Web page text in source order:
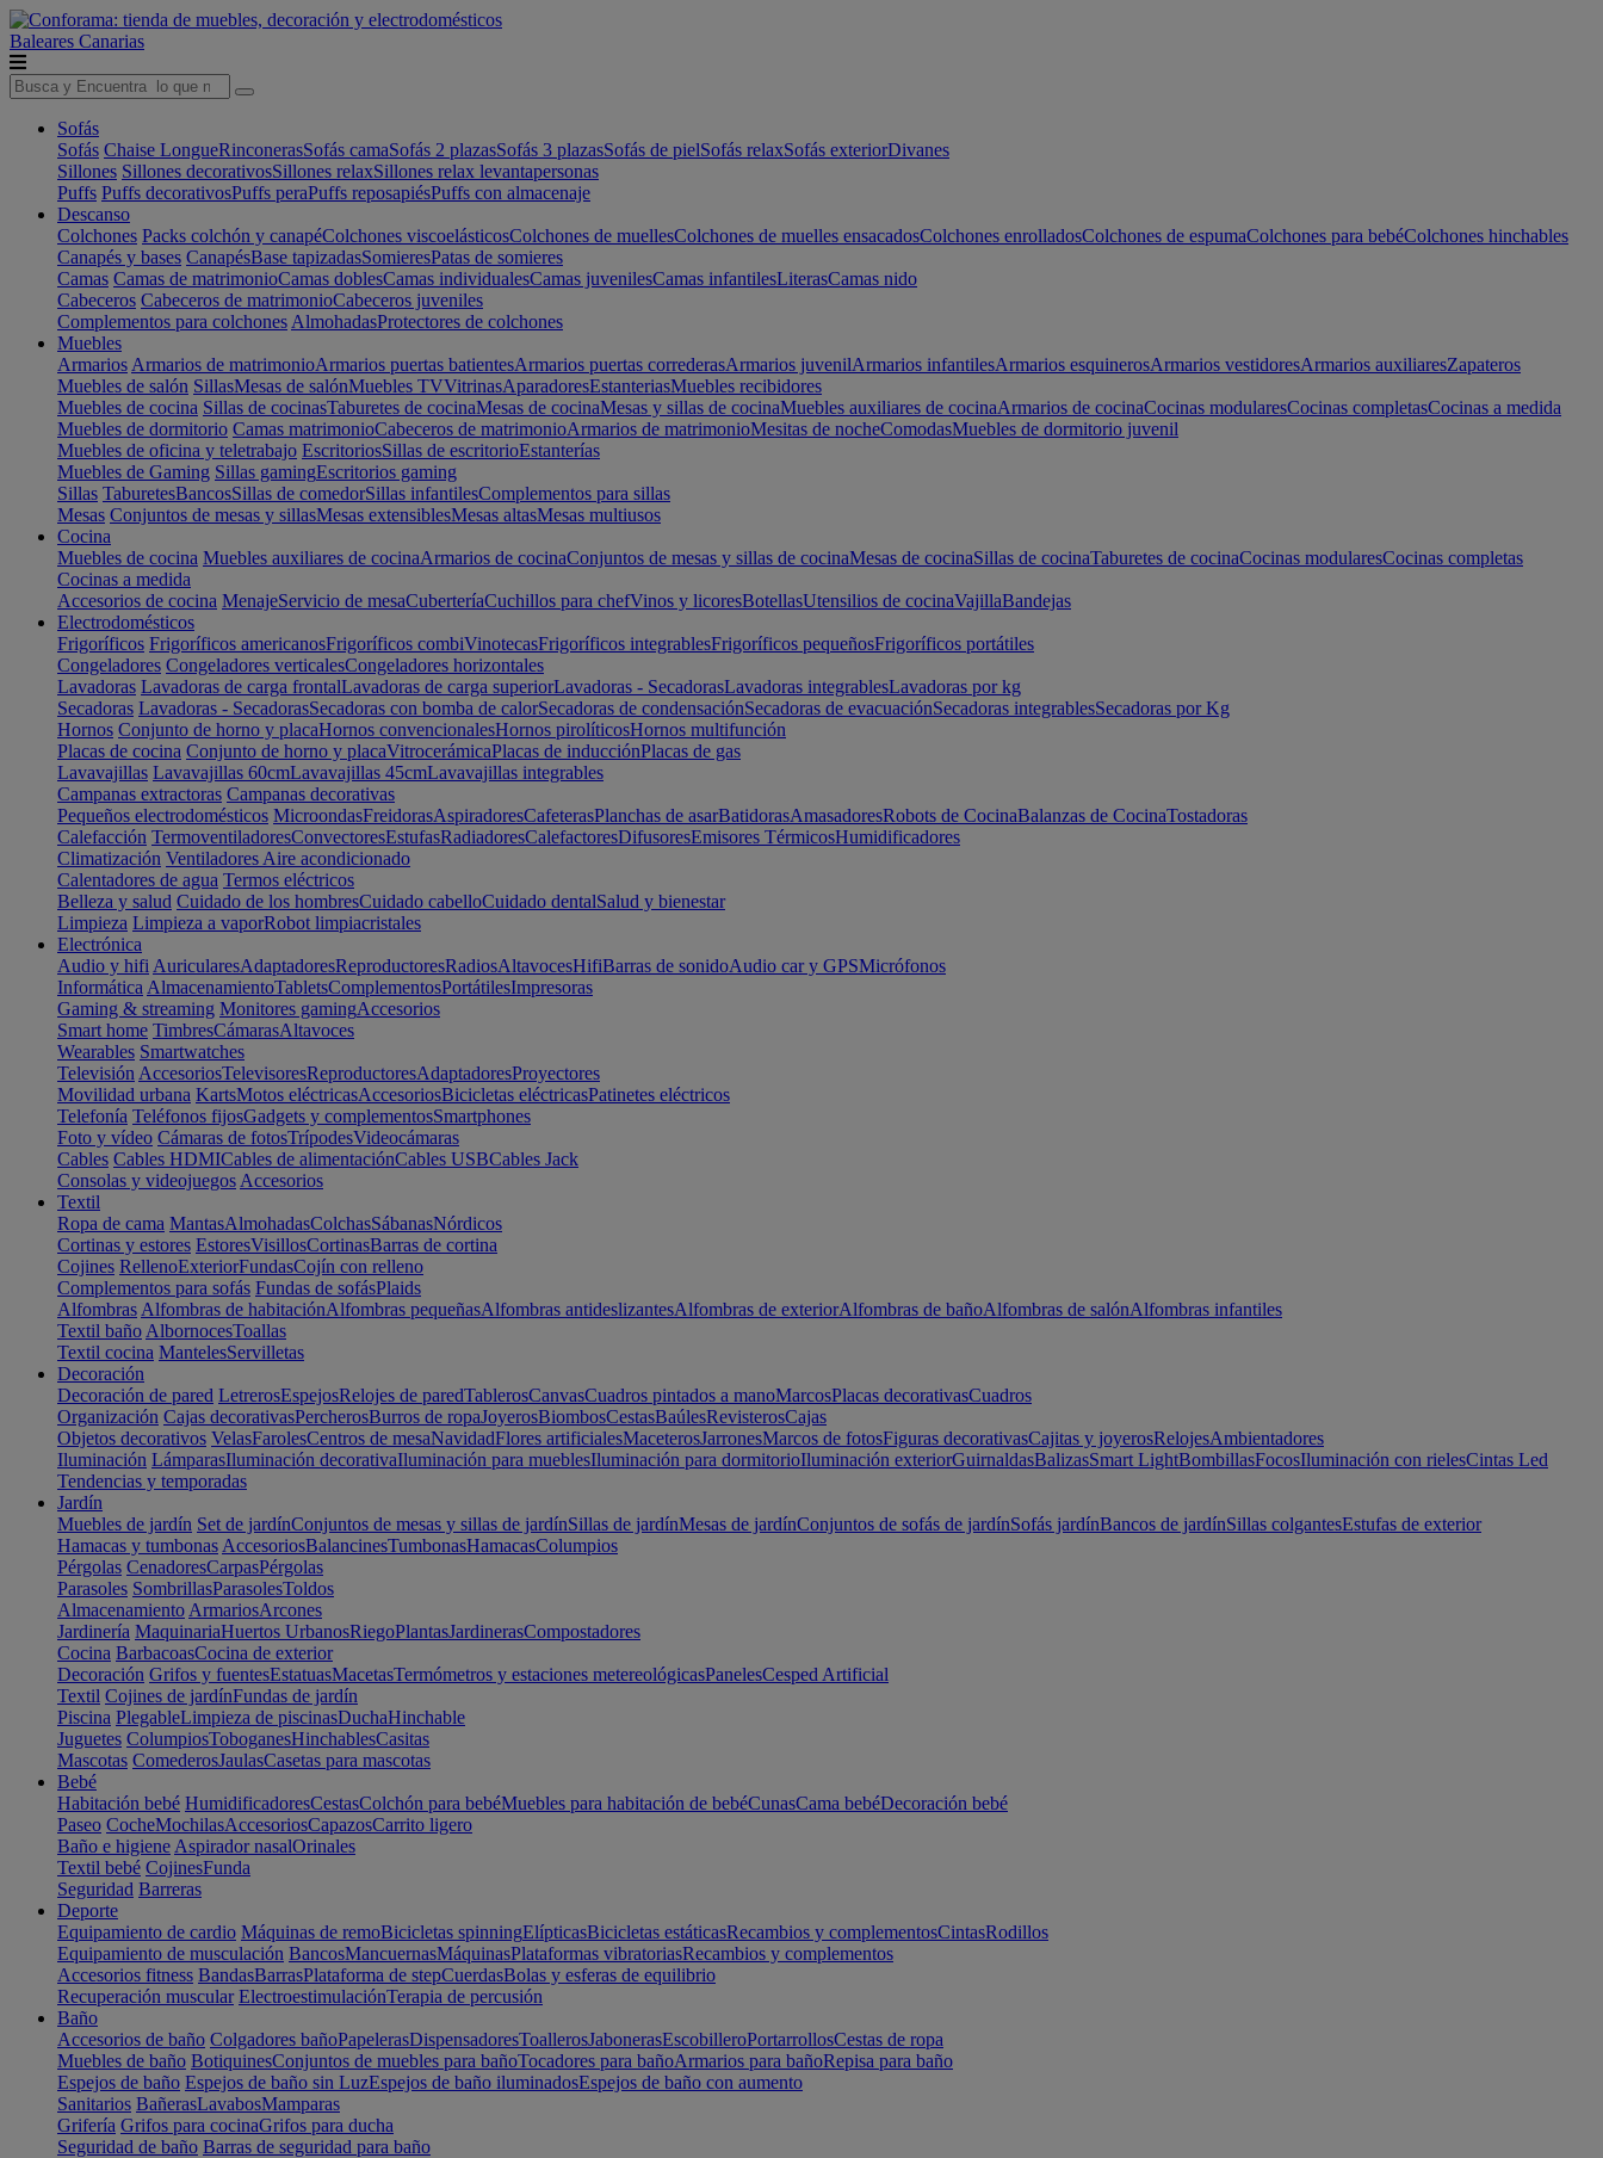
Baleares Canarias
Sofás
Sofás Chaise LongueRinconerasSofás camaSofás 2 plazasSofás 3 plazasSofás de pielSofás relaxSofás exteriorDivanes
Sillones Sillones decorativosSillones relaxSillones relax levantapersonas
Puffs Puffs decorativosPuffs peraPuffs reposapiésPuffs con almacenaje
Descanso
Colchones Packs colchón y canapéColchones viscoelásticosColchones de muellesColchones de muelles ensacadosColchones enrolladosColchones de espumaColchones para bebéColchones hinchables
Canapés y bases CanapésBase tapizadasSomieresPatas de somieres
Camas Camas de matrimonioCamas doblesCamas individualesCamas juvenilesCamas infantilesLiterasCamas nido
Cabeceros Cabeceros de matrimonioCabeceros juveniles
Complementos para colchones AlmohadasProtectores de colchones
Muebles
Armarios Armarios de matrimonioArmarios puertas batientesArmarios puertas correderasArmarios juvenilArmarios infantilesArmarios esquinerosArmarios vestidoresArmarios auxiliaresZapateros
Muebles de salón SillasMesas de salónMuebles TVVitrinasAparadoresEstanteriasMuebles recibidores
Muebles de cocina Sillas de cocinasTaburetes de cocinaMesas de cocinaMesas y sillas de cocinaMuebles auxiliares de cocinaArmarios de cocinaCocinas modularesCocinas completasCocinas a medida
Muebles de dormitorio Camas matrimonioCabeceros de matrimonioArmarios de matrimonioMesitas de nocheComodasMuebles de dormitorio juvenil
Muebles de oficina y teletrabajo EscritoriosSillas de escritorioEstanterías
Muebles de Gaming Sillas gamingEscritorios gaming
Sillas TaburetesBancosSillas de comedorSillas infantilesComplementos para sillas
Mesas Conjuntos de mesas y sillasMesas extensiblesMesas altasMesas multiusos
Cocina
Muebles de cocina Muebles auxiliares de cocinaArmarios de cocinaConjuntos de mesas y sillas de cocinaMesas de cocinaSillas de cocinaTaburetes de cocinaCocinas modularesCocinas completas
Cocinas a medida
Accesorios de cocina MenajeServicio de mesaCuberteríaCuchillos para chefVinos y licoresBotellasUtensilios de cocinaVajillaBandejas
Electrodomésticos
Frigoríficos Frigoríficos americanosFrigoríficos combiVinotecasFrigoríficos integrablesFrigoríficos pequeñosFrigoríficos portátiles
Congeladores Congeladores verticalesCongeladores horizontales
Lavadoras Lavadoras de carga frontalLavadoras de carga superiorLavadoras - SecadorasLavadoras integrablesLavadoras por kg
Secadoras Lavadoras - SecadorasSecadoras con bomba de calorSecadoras de condensaciónSecadoras de evacuaciónSecadoras integrablesSecadoras por Kg
Hornos Conjunto de horno y placaHornos convencionalesHornos pirolíticosHornos multifunción
Placas de cocina Conjunto de horno y placaVitrocerámicaPlacas de inducciónPlacas de gas
Lavavajillas Lavavajillas 60cmLavavajillas 45cmLavavajillas integrables
Campanas extractoras Campanas decorativas
Pequeños electrodomésticos MicroondasFreidorasAspiradoresCafeterasPlanchas de asarBatidorasAmasadoresRobots de CocinaBalanzas de CocinaTostadoras
Calefacción TermoventiladoresConvectoresEstufasRadiadoresCalefactoresDifusoresEmisores TérmicosHumidificadores
Climatización Ventiladores Aire acondicionado
Calentadores de agua Termos eléctricos
Belleza y salud Cuidado de los hombresCuidado cabelloCuidado dentalSalud y bienestar
Limpieza Limpieza a vaporRobot limpiacristales
Electrónica
Audio y hifi AuricularesAdaptadoresReproductoresRadiosAltavocesHifiBarras de sonidoAudio car y GPSMicrófonos
Informática AlmacenamientoTabletsComplementosPortátilesImpresoras
Gaming & streaming Monitores gamingAccesorios
Smart home TimbresCámarasAltavoces
Wearables Smartwatches
Televisión AccesoriosTelevisoresReproductoresAdaptadoresProyectores
Movilidad urbana KartsMotos eléctricasAccesoriosBicicletas eléctricasPatinetes eléctricos
Telefonía Teléfonos fijosGadgets y complementosSmartphones
Foto y vídeo Cámaras de fotosTrípodesVideocámaras
Cables Cables HDMICables de alimentaciónCables USBCables Jack
Consolas y videojuegos Accesorios
Textil
Ropa de cama MantasAlmohadasColchasSábanasNórdicos
Cortinas y estores EstoresVisillosCortinasBarras de cortina
Cojines RellenoExteriorFundasCojín con relleno
Complementos para sofás Fundas de sofásPlaids
Alfombras Alfombras de habitaciónAlfombras pequeñasAlfombras antideslizantesAlfombras de exteriorAlfombras de bañoAlfombras de salónAlfombras infantiles
Textil baño AlbornocesToallas
Textil cocina MantelesServilletas
Decoración
Decoración de pared LetrerosEspejosRelojes de paredTablerosCanvasCuadros pintados a manoMarcosPlacas decorativasCuadros
Organización Cajas decorativasPercherosBurros de ropaJoyerosBiombosCestasBaúlesRevisterosCajas
Objetos decorativos VelasFarolesCentros de mesaNavidadFlores artificialesMaceterosJarronesMarcos de fotosFiguras decorativasCajitas y joyerosRelojesAmbientadores
Iluminación LámparasIluminación decorativaIluminación para mueblesIluminación para dormitorioIluminación exteriorGuirnaldasBalizasSmart LightBombillasFocosIluminación con rielesCintas Led
Tendencias y temporadas
Jardín
Muebles de jardín Set de jardínConjuntos de mesas y sillas de jardínSillas de jardínMesas de jardínConjuntos de sofás de jardínSofás jardínBancos de jardínSillas colgantesEstufas de exterior
Hamacas y tumbonas AccesoriosBalancinesTumbonasHamacasColumpios
Pérgolas CenadoresCarpasPérgolas
Parasoles SombrillasParasolesToldos
Almacenamiento ArmariosArcones
Jardinería MaquinariaHuertos UrbanosRiegoPlantasJardinerasCompostadores
Cocina BarbacoasCocina de exterior
Decoración Grifos y fuentesEstatuasMacetasTermómetros y estaciones metereológicasPanelesCesped Artificial
Textil Cojines de jardínFundas de jardín
Piscina PlegableLimpieza de piscinasDuchaHinchable
Juguetes ColumpiosToboganesHinchablesCasitas
Mascotas ComederosJaulasCasetas para mascotas
Bebé
Habitación bebé HumidificadoresCestasColchón para bebéMuebles para habitación de bebéCunasCama bebéDecoración bebé
Paseo CocheMochilasAccesoriosCapazosCarrito ligero
Baño e higiene Aspirador nasalOrinales
Textil bebé CojinesFunda
Seguridad Barreras
Deporte
Equipamiento de cardio Máquinas de remoBicicletas spinningElípticasBicicletas estáticasRecambios y complementosCintasRodillos
Equipamiento de musculación BancosMancuernasMáquinasPlataformas vibratoriasRecambios y complementos
Accesorios fitness BandasBarrasPlataforma de stepCuerdasBolas y esferas de equilibrio
Recuperación muscular ElectroestimulaciónTerapia de percusión
Baño
Accesorios de baño Colgadores bañoPapelerasDispensadoresToallerosJabonerasEscobilleroPortarrollosCestas de ropa
Muebles de baño BotiquinesConjuntos de muebles para bañoTocadores para bañoArmarios para bañoRepisa para baño
Espejos de baño Espejos de baño sin LuzEspejos de baño iluminadosEspejos de baño con aumento
Sanitarios BañerasLavabosMamparas
Grifería Grifos para cocinaGrifos para ducha
Seguridad de baño Barras de seguridad para baño